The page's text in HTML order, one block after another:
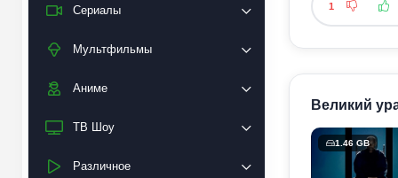
Сериалы
Мультфильмы
Аниме
ТВ Шоу
Различное
1
Великий
1.46 GB